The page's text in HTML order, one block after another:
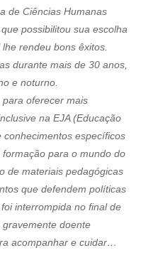
de Ciências Humanas
possibilitou sua escolha
rendeu bons êxitos.
durante mais de 30 anos,
e noturno.
oferecer mais
na EJA (Educação
conhecimentos específicos
para o mundo do
de materiais pedagógicas
que defendem políticas
interrompida no final de
doente
acompanhar e cuidar…